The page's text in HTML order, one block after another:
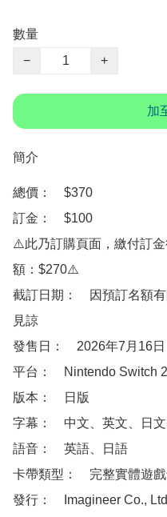
數量
−
+
加
簡介
總價：　$370
訂金：　$100
⚠️此乃訂購頁面，繳付訂
額：$270⚠️
截訂日期：　因預訂名額
見諒
發售日：　2026年7月16日
平台：　Nintendo Switch 2
版本：　日版
字幕：　中文、英文、日
語音：　英語、日語
卡帶類型：　完整實體遊
發行：　Imagineer Co.,